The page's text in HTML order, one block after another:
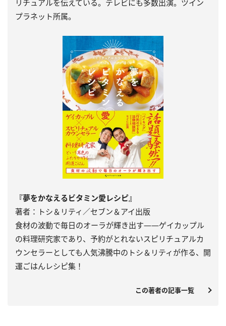
リチュアルを伝えている。テレビにも多数出演。ツイン
プラネット所属。
『夢をかなえるビタミン愛レシピ』
著者：トシ＆リティ／セブン＆アイ出版
食材の波動で毎日のオーラが輝き出す――ゲイカップル
の料理研究家であり、予約がとれないスピリチュアルカ
ウンセラーとしても人気沸騰中のトシ＆リティが作る、開
運ごはんレシピ集！
この著者の記事一覧